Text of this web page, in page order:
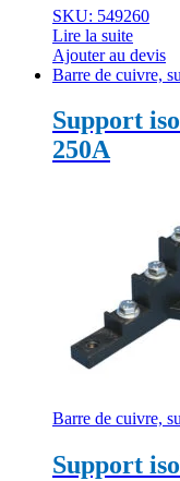
SKU: 549260
Lire la suite
Ajouter au devis
Barre de cuivre,
Support
250A
Barre de cuivre,
Support